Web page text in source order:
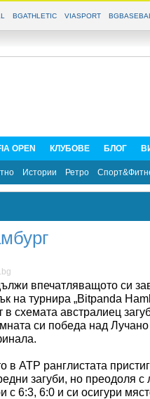
BGATHLETIC VIASPORT
OPEN КЛУБОВЕ БЛОГ
Истории Ретро
впечатляващото си
на турнира „Bitpanda
в схемата австралиец
си победа над Лучано
в ATP ранглистата
загуби, но преодоля с
с 6:3, 6:0 и си осигури